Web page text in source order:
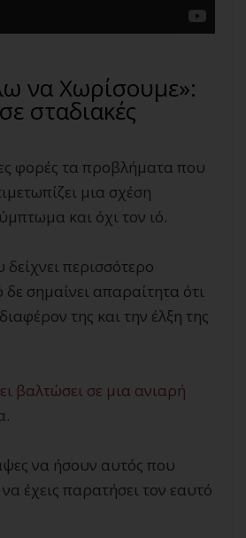
να Χωρίσουμε»:
σταδιακές
φορές τα προβλήματα που
μια σχέση
και όχι τον ιό.
περισσότερο
σημαίνει απαραίτητα ότι
της και την έλξη της
βαλτώσει σε μια ανιαρή
.
να ήσουν αυτός που
έχεις παρατήσει τον εαυτό